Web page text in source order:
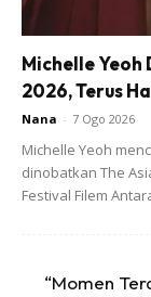
Michelle
2026, Terus
Nana - 7 Ogo 2026
Michelle Yeoh
dinobatkan The
Festival Filem
“Momen